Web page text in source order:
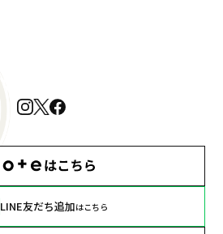
LINE友だち追加はこちら